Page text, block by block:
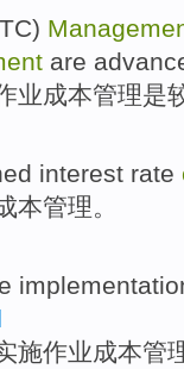
are
业成本管理是
interest rate
本管理。
施作业成本管